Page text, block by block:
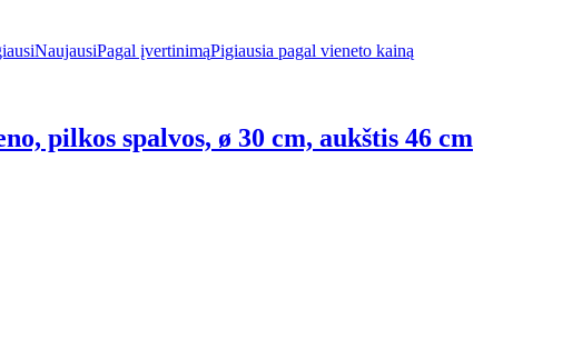
NaujausiPagal įvertinimąPigiausia pagal vieneto kainą
pilkos spalvos, ø 30 cm, aukštis 46 cm